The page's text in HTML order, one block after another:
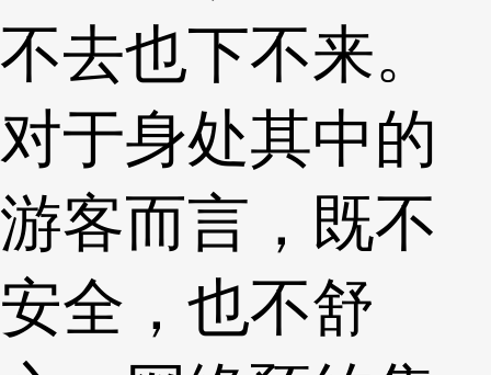
不去也下不来。
对于身处其中的
游客而言，既不
安全，也不舒